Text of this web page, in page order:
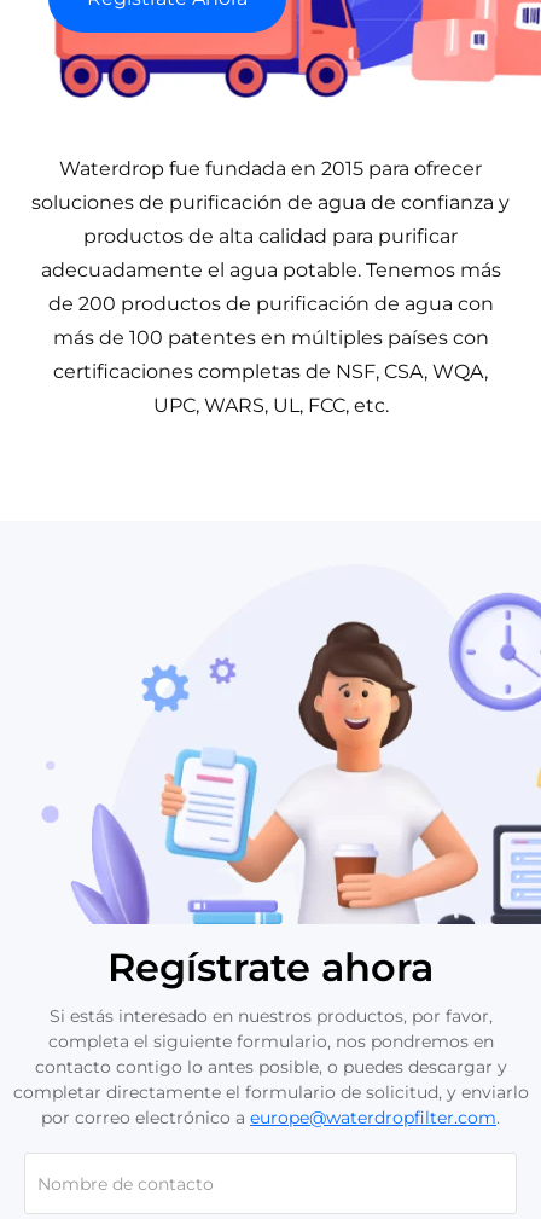
Waterdrop fue fundada en 2015 para ofrecer
soluciones de purificación de agua de confianza y
productos de alta calidad para purificar
adecuadamente el agua potable. Tenemos más
de 200 productos de purificación de agua con
más de 100 patentes en múltiples países con
certificaciones completas de NSF, CSA, WQA,
UPC, WARS, UL, FCC, etc.
Regístrate ahora
Si estás interesado en nuestros productos, por favor,
completa el siguiente formulario, nos pondremos en
contacto contigo lo antes posible, o puedes descargar y
completar directamente el formulario de solicitud, y enviarlo
por correo electrónico a europe@waterdropfilter.com.